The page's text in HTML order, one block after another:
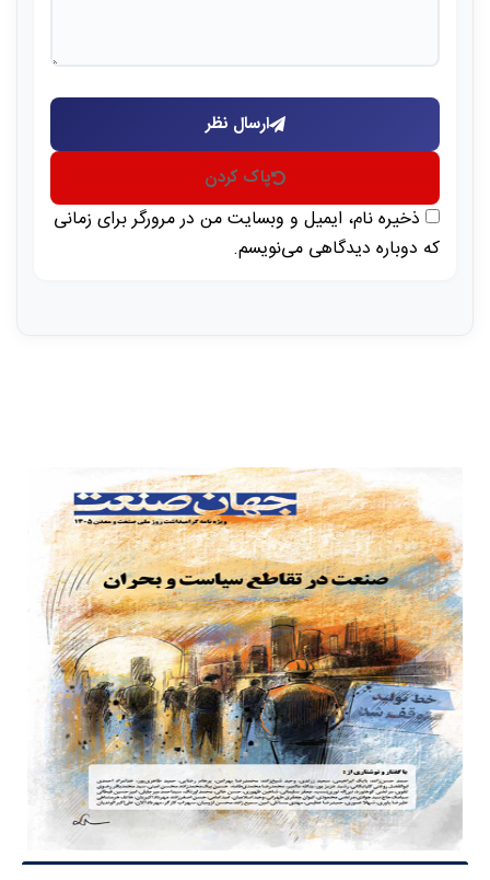
ارسال نظر
پاک کردن
ذخیره نام، ایمیل و وبسایت من در مرورگر برای زمانی
که دوباره دیدگاهی می‌نویسم.